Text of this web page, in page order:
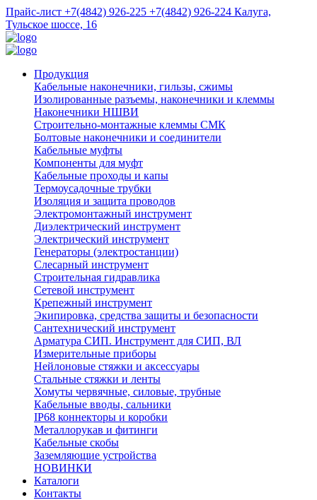
Прайс-лист +7(4842) 926-225 +7(4842) 926-224 Калуга,
Тульское шоссе, 16
Продукция
Кабельные наконечники, гильзы, сжимы
Изолированные разъемы, наконечники и клеммы
Наконечники НШВИ
Строительно-монтажные клеммы СМК
Болтовые наконечники и соединители
Кабельные муфты
Компоненты для муфт
Кабельные проходы и капы
Термоусадочные трубки
Изоляция и защита проводов
Электромонтажный инструмент
Диэлектрический инструмент
Электрический инструмент
Генераторы (электростанции)
Слесарный инструмент
Строительная гидравлика
Сетевой инструмент
Крепежный инструмент
Экипировка, средства защиты и безопасности
Сантехнический инструмент
Арматура СИП. Инструмент для СИП, ВЛ
Измерительные приборы
Нейлоновые стяжки и аксессуары
Стальные стяжки и ленты
Хомуты червячные, силовые, трубные
Кабельные вводы, сальники
IP68 коннекторы и коробки
Металлорукав и фитинги
Кабельные скобы
Заземляющие устройства
НОВИНКИ
Каталоги
Контакты